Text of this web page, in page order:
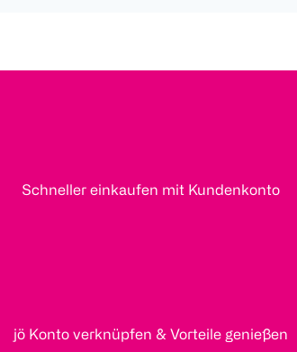
Schneller einkaufen mit Kundenkonto
jö Konto verknüpfen & Vorteile genießen